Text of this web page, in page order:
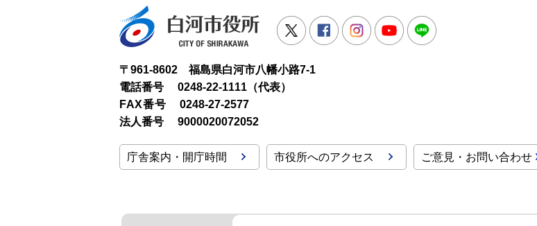
白河市役所
Twitter FacebookInstagramYoutube
〒961-8602 福島県白河市八幡小路7-1
電話番号
0248-22-1111（代表）
FAX番号
0248-27-2577
法人番号
9000020072052
庁舎案内・開庁時間 市役所へのアクセス ご意見・お問い合わせ